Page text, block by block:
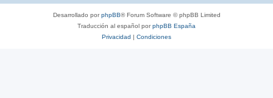
Desarrollado porphpBB® Forum Software © phpBB Limited
Traducción al español porphpBB España
Privacidad | Condiciones